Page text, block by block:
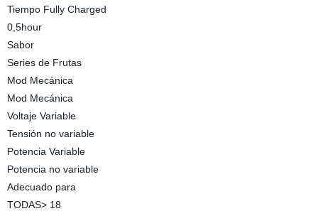
Tiempo Fully Charged
0,5hour
Sabor
Series de Frutas
Mod Mecánica
Mod Mecánica
Voltaje Variable
Tensión no variable
Potencia Variable
Potencia no variable
Adecuado para
TODAS> 18